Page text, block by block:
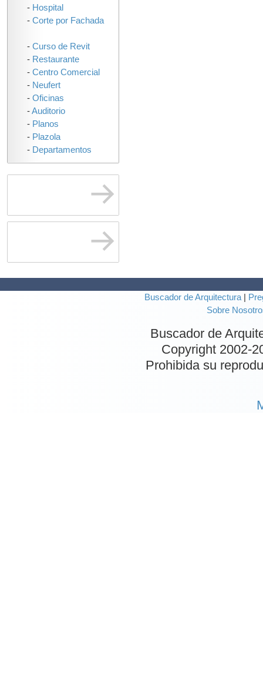
Buscador de Arquitectura
Sobre
Buscador de
Copyright 2002-
Prohibida su
- Hospital
- Corte por Fachada
- Curso de Revit
- Restaurante
- Centro Comercial
- Neufert
- Oficinas
-Auditorio
- Planos
- Plazola
- Departamentos